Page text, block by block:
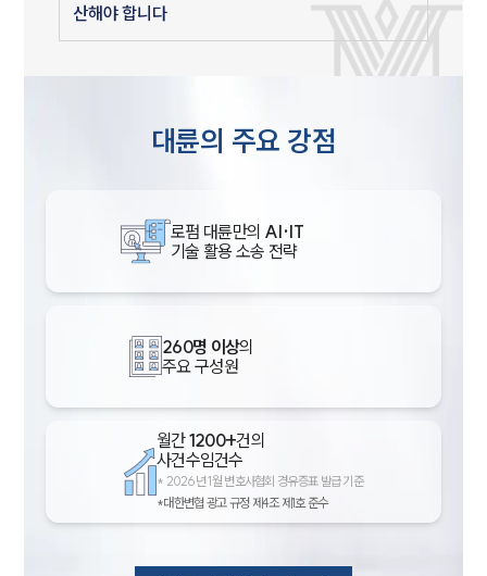
산해야 합니다
대륜의 주요 강점
로펌 대륜만의 AI·IT
기술 활용 소송 전략
260명 이상의
주요 구성원
월간1200+건의
사건수임건수
* 2026년 1월 변호사협회 경유증표 발급 기준
*대한변협 광고 규정 제4조 제1호 준수